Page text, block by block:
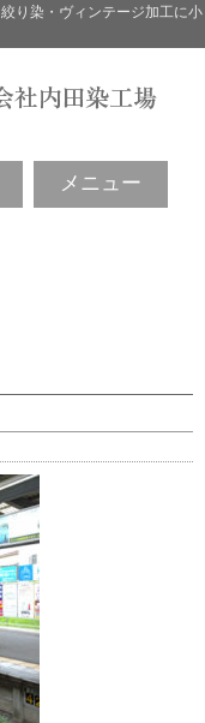
り染・ヴィンテージ加工に小
メニュー